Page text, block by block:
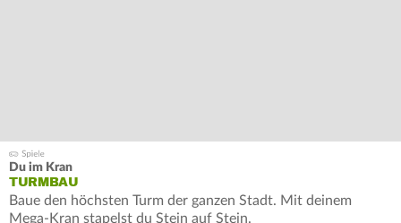
Du im Kran
TURMBAU
Baue den höchsten Turm der ganzen Stadt. Mit deinem
Mega-Kran stapelst du Stein auf Stein.